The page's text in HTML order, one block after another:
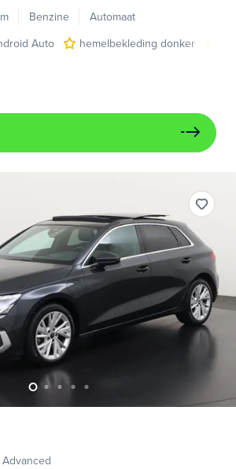
Benzine
Automaat
Auto
hemelbekleding donker